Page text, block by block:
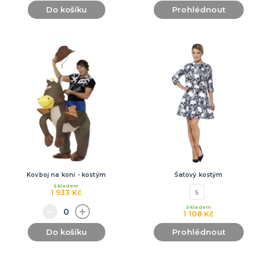
Do košíku Prohlédnout
Kovboj na koni - kostým
1 933 Kč
Skladem
Do košíku
Šatový kostým
S
1 108 Kč
Skladem
Prohlédnout